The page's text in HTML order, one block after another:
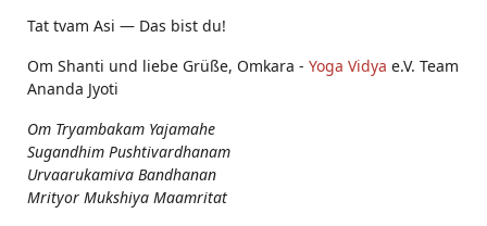
Tat tvam Asi ― Das bist du!
Om Shanti und liebe Grüße, Omkara - Yoga Vidya e.V. Team
Ananda Jyoti
Om Tryambakam Yajamahe
Sugandhim Pushtivardhanam
Urvaarukamiva Bandhanan
Mrityor Mukshiya Maamritat